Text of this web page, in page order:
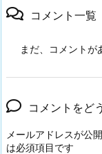
コメント一覧
まだ、コメントが
コメントをど
メールアドレスが公
は必須項目です